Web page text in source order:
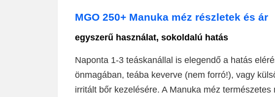
MGO 250+ Manuka méz részletek és ár
egyszerű használat, sokoldalú hatás
Naponta 1-3 teáskanállal is elegendő a hatás
önmagában, teába keverve (nem forró!), vagy
irritált bőr kezelésére. A Manuka méz természetes